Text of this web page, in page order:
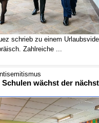
schrieb zu einem
Zahlreiche ...
wächst der